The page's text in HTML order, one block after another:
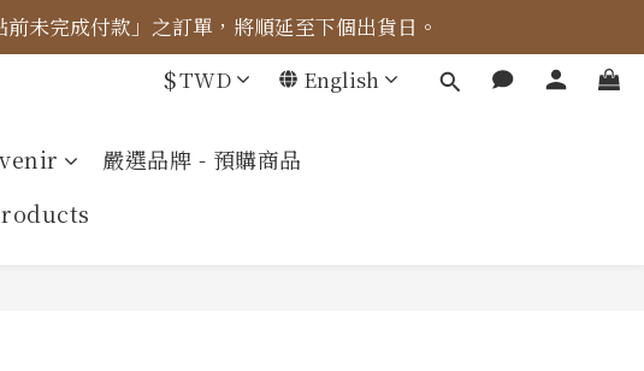
一律購物車計算。
未完成付款」之訂單，將順延至下個出貨日。
律購物車計算。
$TWD English
嚴選品牌 - 預購商品